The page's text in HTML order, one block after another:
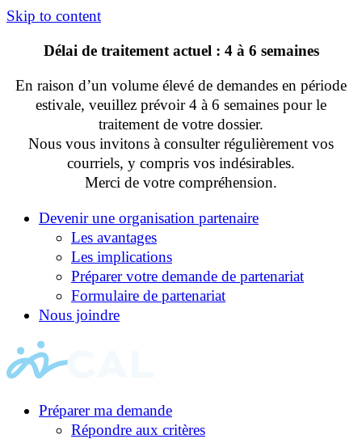
Skip to content
Délai de traitement actuel : 4 à 6 semaines
En raison d’un volume élevé de demandes en période
estivale, veuillez prévoir 4 à 6 semaines pour le
traitement de votre dossier.
Nous vous invitons à consulter régulièrement vos
courriels, y compris vos indésirables.
Merci de votre compréhension.
Devenir une organisation partenaire
Les avantages
Les implications
Préparer votre demande de partenariat
Formulaire de partenariat
Nous joindre
Préparer ma demande
Répondre aux critères